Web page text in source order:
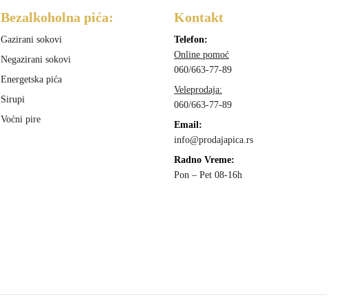
Bezalkoholna pića:
Gazirani sokovi
Negazirani sokovi
Energetska pića
Sirupi
Voćni pire
Kontakt
Telefon:
Online pomoć
060/663-77-89
Veleprodaja:
060/663-77-89
Email:
info@prodajapica.rs
Radno Vreme:
Pon – Pet 08-16h